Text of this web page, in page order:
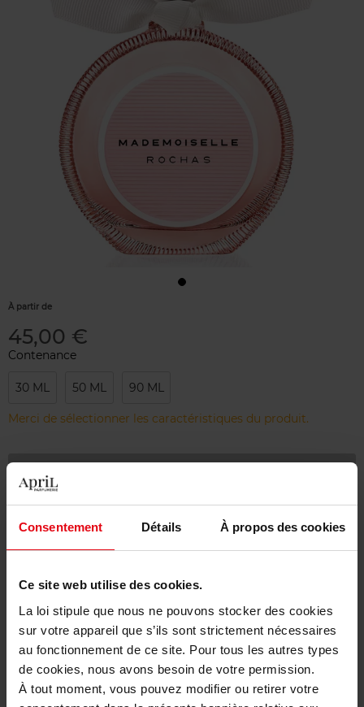
Consentement Détails À propos des cookies
Ce site web utilise des cookies.
La loi stipule que nous ne pouvons stocker des cookies
sur votre appareil que s’ils sont strictement nécessaires
au fonctionnement de ce site. Pour tous les autres types
de cookies, nous avons besoin de votre permission.
À tout moment, vous pouvez modifier ou retirer votre
À partir de
45,00 €
Contenance
30 ML 50 ML 90 ML
Merci de sélectionner les caractéristiques du produit.
Livraison gratuite à partir de 55€
Description